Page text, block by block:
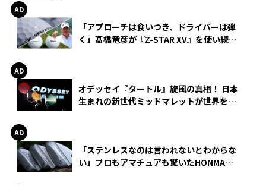
「アプローチは食いつき、ドライバーは弾
く」髙橋竜彦が『Z-STAR XV』を使い続け
オデッセイ『タートル』旋風の真相！ 日本
生まれの新世代ミッドマレットが世界を席
「ステンレスなのは言われないとわからな
い」プロもアマチュアも驚いたHONMA